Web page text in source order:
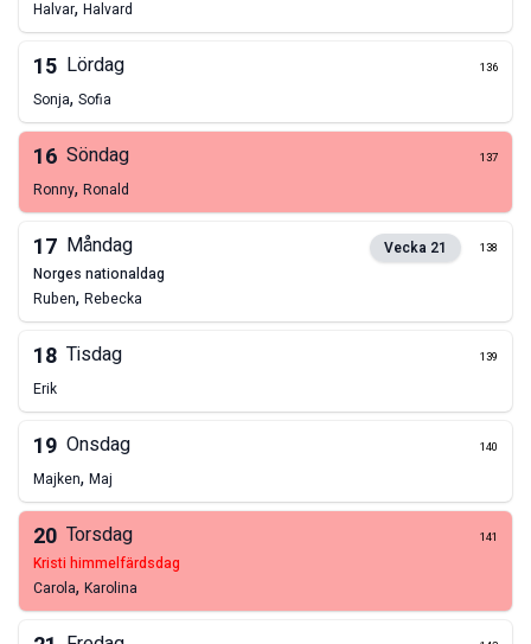
Halvar, Halvard
15 Lördag 136
Sonja, Sofia
16 Söndag 137
Ronny, Ronald
17 Måndag Vecka 21 138
norges nationaldag
Ruben, Rebecka
18 Tisdag 139
Erik
19 Onsdag 140
Majken, Maj
20 Torsdag 141
kristi himmelfärdsdag
Carola, Karolina